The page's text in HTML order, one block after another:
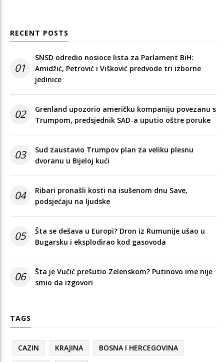
RECENT POSTS
01
SNSD odredio nosioce lista za Parlament BiH:
Amidžić, Petrović i Višković predvode tri izborne
jedinice
02
Grenland upozorio američku kompaniju povezanu s
Trumpom, predsjednik SAD-a uputio oštre poruke
03
Sud zaustavio Trumpov plan za veliku plesnu
dvoranu u Bijeloj kući
04
Ribari pronašli kosti na isušenom dnu Save,
podsjećaju na ljudske
05
Šta se dešava u Europi? Dron iz Rumunije ušao u
Bugarsku i eksplodirao kod gasovoda
06
Šta je Vučić prešutio Zelenskom? Putinovo ime nije
smio da izgovori
TAGS
CAZIN KRAJINA BOSNA I HERCEGOVINA